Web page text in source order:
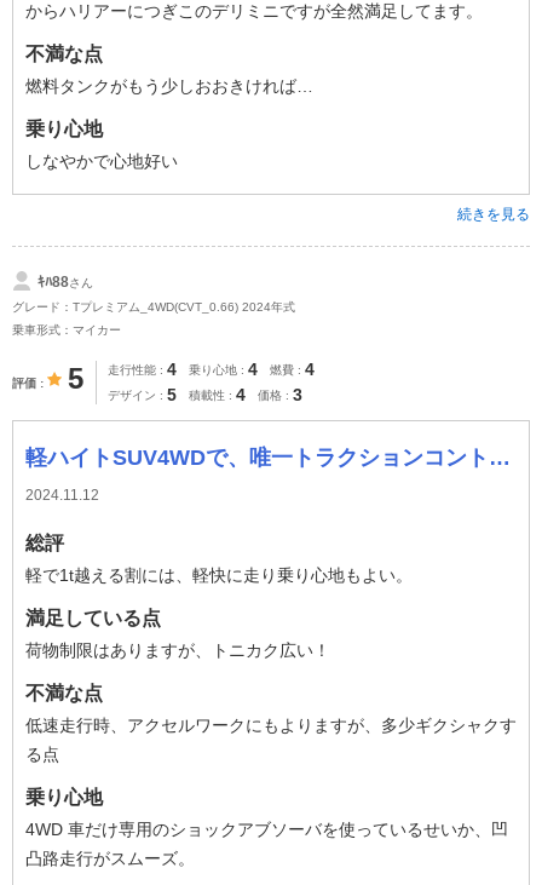
からハリアーにつぎこのデリミニですが全然満足してます。
不満な点
燃料タンクがもう少しおおきければ…
乗り心地
しなやかで心地好い
続きを見る
ｷﾊ88さん
グレード：Tプレミアム_4WD(CVT_0.66) 2024年式
乗車形式：マイカー
評価 5 走行性能 4 乗り心地 4 燃費 4
デザイン 5 積載性 4 価格 3
軽ハイトSUV4WDで、唯一トラクションコントロールが付いている。
2024.11.12
総評
軽で1t越える割には、軽快に走り乗り心地もよい。
満足している点
荷物制限はありますが、トニカク広い！
不満な点
低速走行時、アクセルワークにもよりますが、多少ギクシャクす
る点
乗り心地
4WD 車だけ専用のショックアブソーバを使っているせいか、凹
凸路走行がスムーズ。